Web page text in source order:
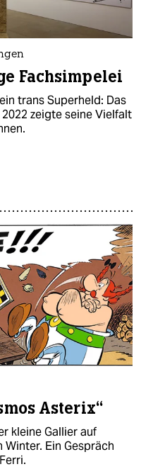
Fachsimpelei
trans Superheld: Das
zeigte seine Vielfalt
Asterix“
kleine Gallier auf
Ein Gespräch